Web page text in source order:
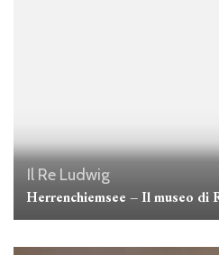
Il Re Ludwig
Herrenchiemsee – Il museo di